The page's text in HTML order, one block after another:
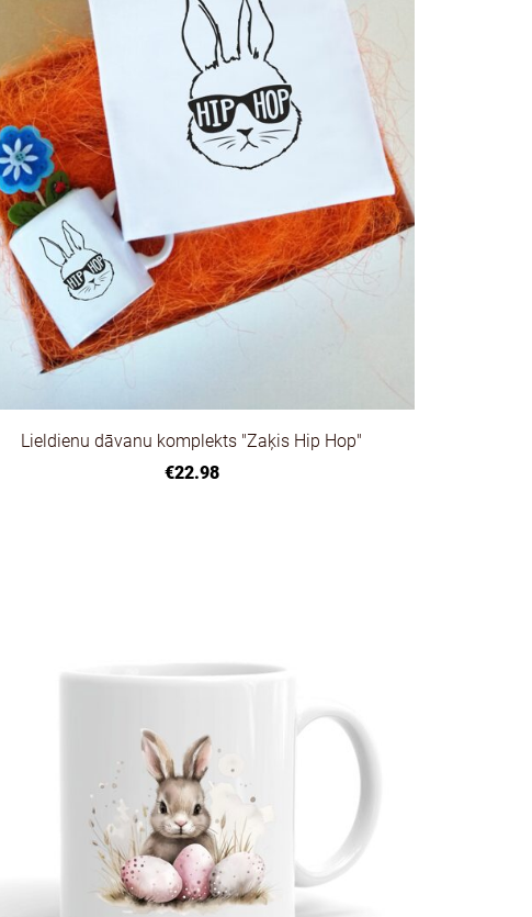
Lieldienu dāvanu komplekts "Zaķis Hip Hop"
€22.98